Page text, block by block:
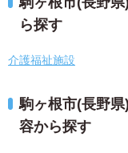
ら探す
介護福祉施設
駒ヶ根市(長野
容から探す